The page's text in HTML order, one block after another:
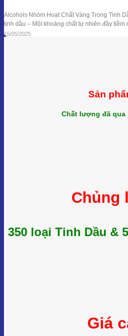
Alcohols Nhóm Hoạt Chất Vàng Trong Tinh
tinh dầu – Một khoáng chất tự nhiên đầy tiềm
nhiên, mỗi giọt nhỏ bé lại ẩn chứa hàng trăm
15/05/2025
Sản
Chất lượng đã qua
Chủng
350 loại Tinh Dầu &
Giá